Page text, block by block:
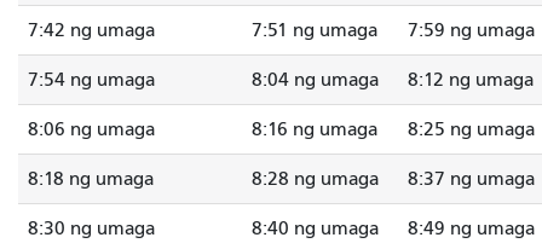
7:42 ng umaga 7:51 ng umaga 7:59 ng umaga
7:54 ng umaga 8:04 ng umaga 8:12 ng umaga
8:06 ng umaga 8:16 ng umaga 8:25 ng umaga
8:18 ng umaga 8:28 ng umaga 8:37 ng umaga
8:30 ng umaga 8:40 ng umaga 8:49 ng umaga